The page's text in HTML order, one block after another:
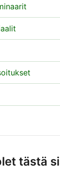
tästä